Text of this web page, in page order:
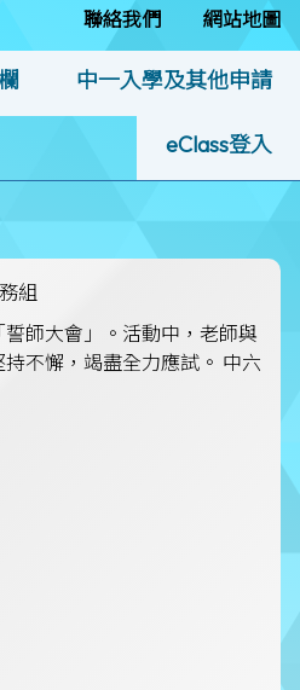
聯絡我們 網站地圖
中一入學及其他申請
eClass登入
組
師大會」。活動中，老師與
不懈，竭盡全力應試。 中六